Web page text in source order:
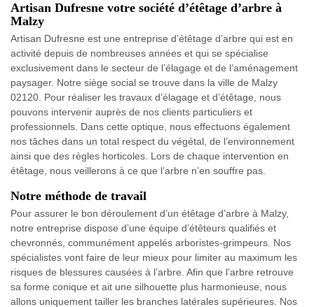
Artisan Dufresne votre société d’étêtage d’arbre à
Malzy
Artisan Dufresne est une entreprise d’étêtage d’arbre qui est en
activité depuis de nombreuses années et qui se spécialise
exclusivement dans le secteur de l’élagage et de l’aménagement
paysager. Notre siège social se trouve dans la ville de Malzy
02120. Pour réaliser les travaux d’élagage et d’étêtage, nous
pouvons intervenir auprès de nos clients particuliers et
professionnels. Dans cette optique, nous effectuons également
nos tâches dans un total respect du végétal, de l’environnement
ainsi que des règles horticoles. Lors de chaque intervention en
étêtage, nous veillerons à ce que l’arbre n’en souffre pas.
Notre méthode de travail
Pour assurer le bon déroulement d’un étêtage d’arbre à Malzy,
notre entreprise dispose d’une équipe d’étêteurs qualifiés et
chevronnés, communément appelés arboristes-grimpeurs. Nos
spécialistes vont faire de leur mieux pour limiter au maximum les
risques de blessures causées à l’arbre. Afin que l’arbre retrouve
sa forme conique et ait une silhouette plus harmonieuse, nous
allons uniquement tailler les branches latérales supérieures. Nos